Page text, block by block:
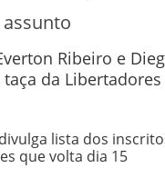
lista dos
que volta dia 15